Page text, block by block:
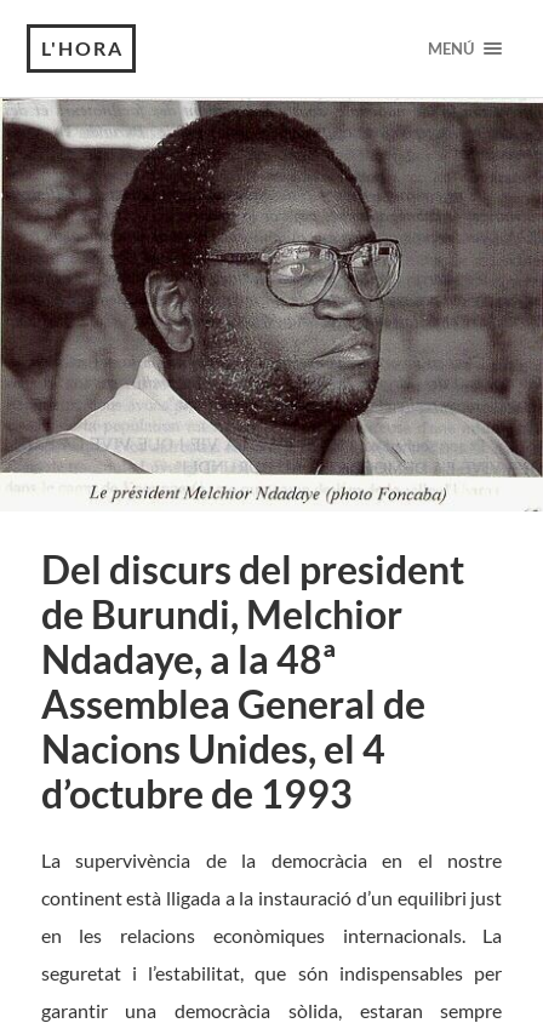
L'HORA MENÚ
Del discurs del president
de Burundi, Melchior
Ndadaye, a la 48ª
Assemblea General de
Nacions Unides, el 4
d’octubre de 1993
La supervivència de la democràcia en el nostre
continent està lligada a la instauració d’un equilibri just
en les relacions econòmiques internacionals. La
seguretat i l’estabilitat, que són indispensables per
garantir una democràcia sòlida, estaran sempre